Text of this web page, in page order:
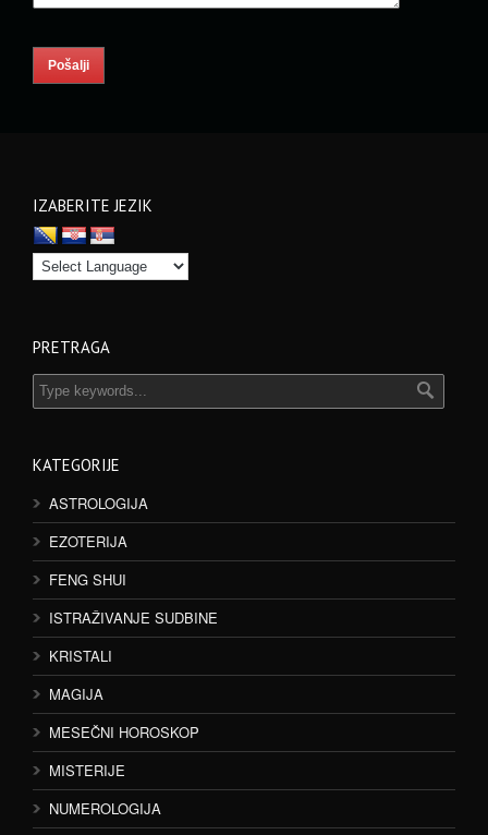
IZABERITE JEZIK
PRETRAGA
KATEGORIJE
ASTROLOGIJA
EZOTERIJA
FENG SHUI
ISTRAŽIVANJE SUDBINE
KRISTALI
MAGIJA
MESEČNI HOROSKOP
MISTERIJE
NUMEROLOGIJA